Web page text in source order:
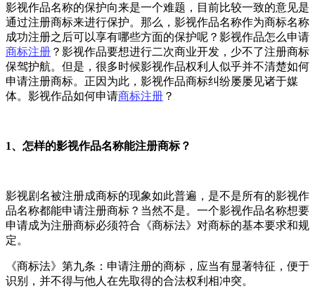
影视作品名称的保护向来是一个难题，目前比较一致的意见是
通过注册商标来进行保护。那么，影视作品名称作为商标名称
成功注册之后可以享有哪些方面的保护呢？影视作品怎么申请
商标注册 ？影视作品要想进行二次商业开发，少不了注册商标
保驾护航。但是，很多时候影视作品权利人似乎并不清楚如何
申请注册商标。正因为此，影视作品商标纠纷屡屡见诸于媒
体。影视作品如何申请商标注册 ？
1、怎样的影视作品名称能注册商标？
影视剧名被注册成商标的现象如此普遍，是不是所有的影视作
品名称都能申请注册商标？当然不是。一个影视作品名称想要
申请成为注册商标必须符合《商标法》对商标的基本要求和规
定。
《商标法》第九条：申请注册的商标，应当有显著特征，便于
识别，并不得与他人在先取得的合法权利相冲突。